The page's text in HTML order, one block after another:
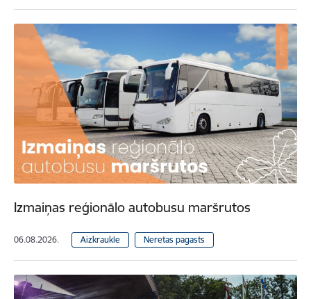
Izmaiņas reģionālo autobusu maršrutos
06.08.2026. Aizkraukle Neretas pagasts